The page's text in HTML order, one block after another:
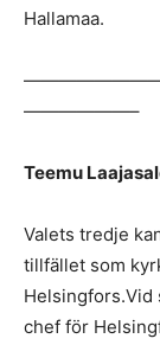
Hallamaa.
——————–
Teemu
Valets tredje
tillfället som
Helsingfors.Vid
chef för